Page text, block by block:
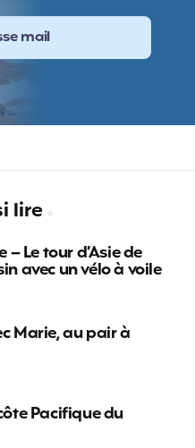
lire
Le tour d’Asie de
avec un vélo à voile
Marie, au pair à
Pacifique du